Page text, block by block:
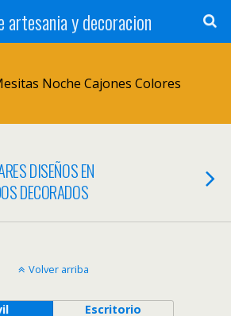
artesania y decoracion
Noche Cajones Colores
DISEÑOS EN
DECORADOS
Volver arriba
Escritorio